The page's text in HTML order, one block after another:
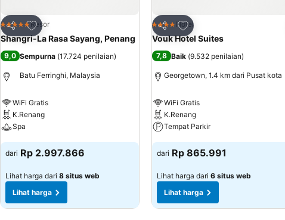
Bagikan
Tambahkan ke favorit
5 BintangResor
Shangri-La Rasa Sayang, Penang
9,0 Sempurna (17.724 penilaian)
Batu Ferringhi, Malaysia
WiFi Gratis
K.Renang
Spa
Lihat harga
dari Rp 2.997.866
Lihat harga dari 8 situs web
Lihat harga
Bagikan
Tambahkan ke favorit
4 BintangHotel
Vouk Hotel Suites
7,8 Baik (9.532 penilaian)
Georgetown, 1.4 km dari Pusat kota
WiFi Gratis
K.Renang
Tempat Parkir
Lihat harga
dari Rp 865.991
Lihat harga dari 6 situs web
Lihat harga